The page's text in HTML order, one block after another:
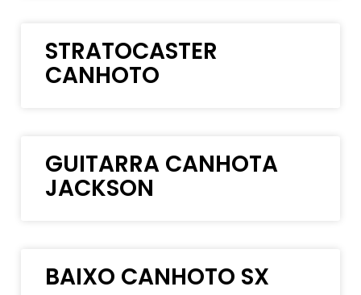
STRATOCASTER
CANHOTO
GUITARRA CANHOTA
JACKSON
BAIXO CANHOTO SX